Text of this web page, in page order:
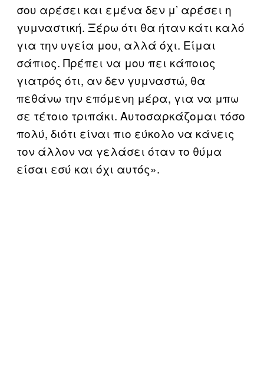
σου αρέσει και εμένα δεν μ’ αρέσει η
γυμναστική. Ξέρω ότι θα ήταν κάτι καλό
για την υγεία μου, αλλά όχι. Είμαι
σάπιος. Πρέπει να μου πει κάποιος
γιατρός ότι, αν δεν γυμναστώ, θα
πεθάνω την επόμενη μέρα, για να μπω
σε τέτοιο τριπάκι. Αυτοσαρκάζομαι τόσο
πολύ, διότι είναι πιο εύκολο να κάνεις
τον άλλον να γελάσει όταν το θύμα
είσαι εσύ και όχι αυτός».